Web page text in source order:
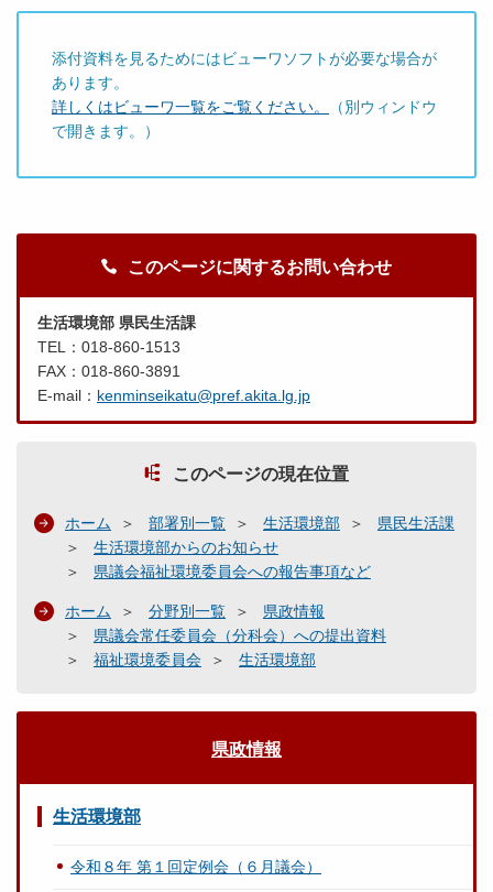
添付資料を見るためにはビューワソフトが必要な場合が
あります。
詳しくはビューワ一覧をご覧ください。
（別ウィンドウ
で開きます。）
このページに関するお問い合わせ
生活環境部 県民生活課
TEL：018-860-1513
FAX：018-860-3891
E-mail： kenminseikatu@pref.akita.lg.jp
このページの現在位置
ホーム 部署別一覧 生活環境部
県民生活課
生活環境部からのお知らせ
県議会福祉環境委員会への報告事項など
ホーム 分野別一覧
県政情報
県議会常任委員会（分科会）への提出資料
福祉環境委員会
生活環境部
県政情報
生活環境部
令和８年 第１回定例会（６月議会）